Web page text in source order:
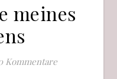
meines
Kommentare